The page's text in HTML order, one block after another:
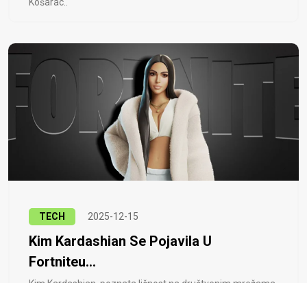
Košarac..
TECH 2025-12-15
Kim Kardashian Se Pojavila U
Fortniteu...